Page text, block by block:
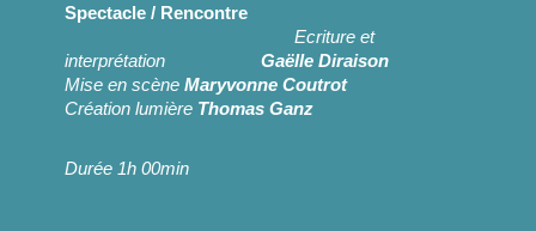
Spectacle / Rencontre
Ecriture et
interprétation Gaëlle Diraison
Mise en scène Maryvonne Coutrot
Création lumière Thomas Ganz
Durée 1h 00min